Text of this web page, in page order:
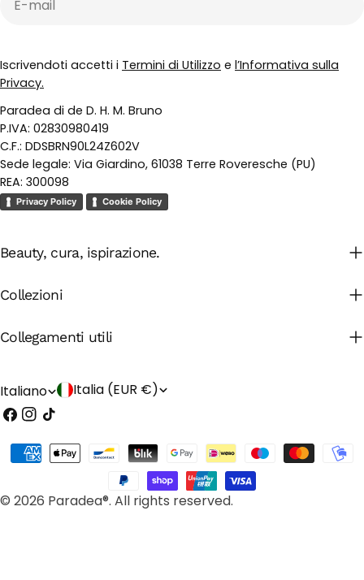
Iscrivendoti accetti i Termini di Utilizzo e l’Informativa sulla
Privacy.
Paradea di de D. H. M. Bruno
P.IVA: 02830980419
C.F.: DDSBRN90L24Z602V
Sede legale: Via Giardino, 61038 Terre Roveresche (PU)
REA: 300098
Privacy Policy Cookie Policy
Beauty, cura, ispirazione.
Collezioni
Collegamenti utili
L
i
n
u
Italiano P
e
s
e
Italia (EUR €)
Facebook
Instagram
Tic
© 2026 Paradea®. All rights reserved.
Modalità
pagamento